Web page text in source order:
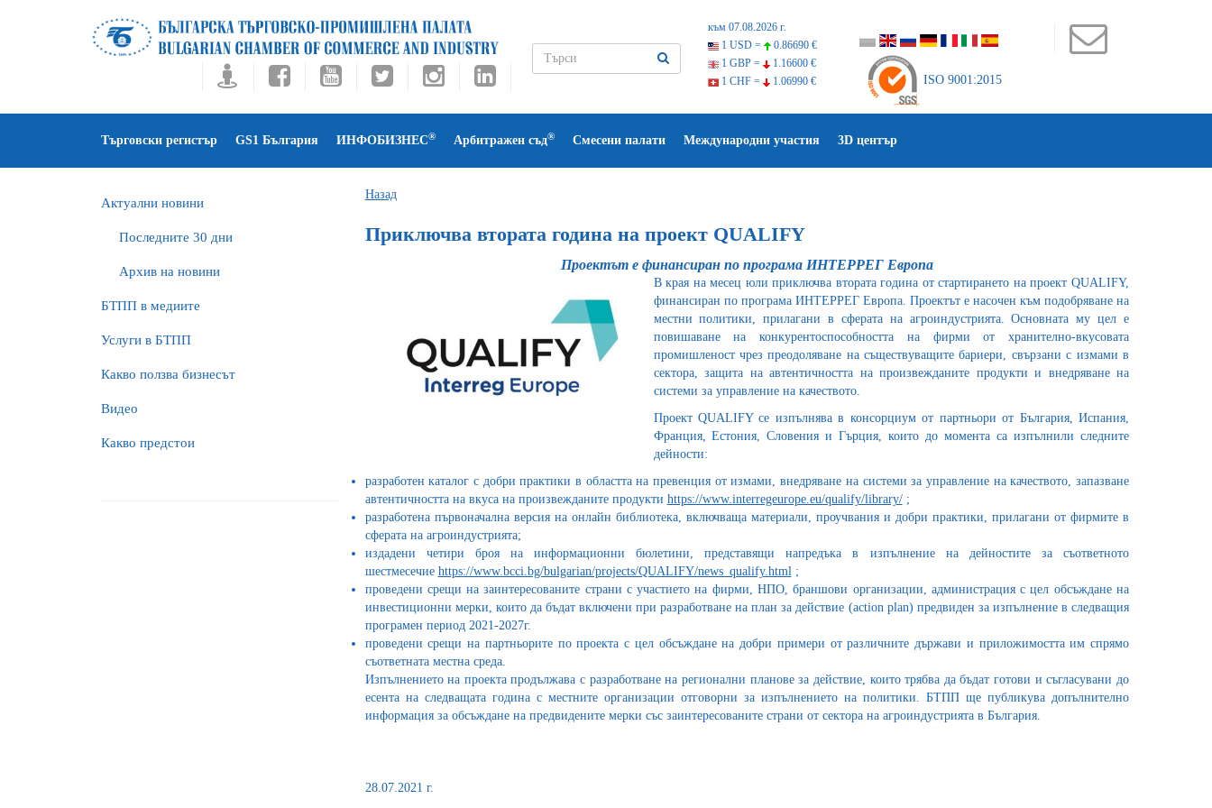
към 07.08.2026 г.
1 USD =
0.86690 €
1 GBP =
1.16600 €
1 CHF =
1.06990 € ISO 9001:2015
Търговски регистър GS1 България ИНФОБИЗНЕС® Арбитражен съд® Смесени палати Международни участия 3D център
Актуални новини
Последните 30 дни
Архив на новини
БTПП в медиите
Услуги в БТПП
Какво ползва бизнесът
Видео
Какво предстои
Назад
Приключва втората година на проект QUALIFY
Проектът е финансиран по програма ИНТЕРРЕГ Европа
В края на месец юли приключва втората година от стартирането на проект QUALIFY,
финансиран по програма ИНТЕРРЕГ Европа. Проектът е насочен към подобряване на
местни политики, прилагани в сферата на агроиндустрията. Основната му цел е
повишаване на конкурентоспособността на фирми от хранително-вкусовата
промишленост чрез преодоляване на съществуващите бариери, свързани с измами в
сектора, защита на автентичността на произвежданите продукти и внедряване на
системи за управление на качеството.
Проект QUALIFY се изпълнява в консорциум от партньори от България, Испания,
Франция, Естония, Словения и Гърция, които до момента са изпълнили следните
дейности:
разработен каталог с добри практики в областта на превенция от измами, внедряване на системи за управление на качеството, запазване
автентичността на вкуса на произвежданите продукти https://www.interregeurope.eu/qualify/library/;
разработена първоначална версия на онлайн библиотека, включваща материали, проучвания и добри практики, прилагани от фирмите в
сферата на агроиндустрията;
издадени четири броя на информационни бюлетини, представящи напредъка в изпълнение на дейностите за съответното
шестмесечие https://www.bcci.bg/bulgarian/projects/QUALIFY/news_qualify.html;
проведени срещи на заинтересованите страни с участието на фирми, НПО, браншови организации, администрация с цел обсъждане на
инвестиционни мерки, които да бъдат включени при разработване на план за действие (action plan) предвиден за изпълнение в следващия
програмен период 2021-2027г.
проведени срещи на партньорите по проекта с цел обсъждане на добри примери от различните държави и приложимостта им спрямо
съответната местна среда.
Изпълнението на проекта продължава с разработване на регионални планове за действие, които трябва да бъдат готови и съгласувани до
есента на следващата година с местните организации отговорни за изпълнението на политики. БТПП ще публикува допълнително
информация за обсъждане на предвидените мерки със заинтересованите страни от сектора на агроиндустрията в България.
28.07.2021 г.